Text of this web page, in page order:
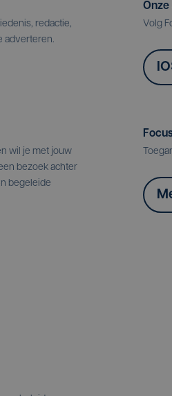
redactie,
adverteren.
Volg
wil je met jouw
bezoek achter
begeleide